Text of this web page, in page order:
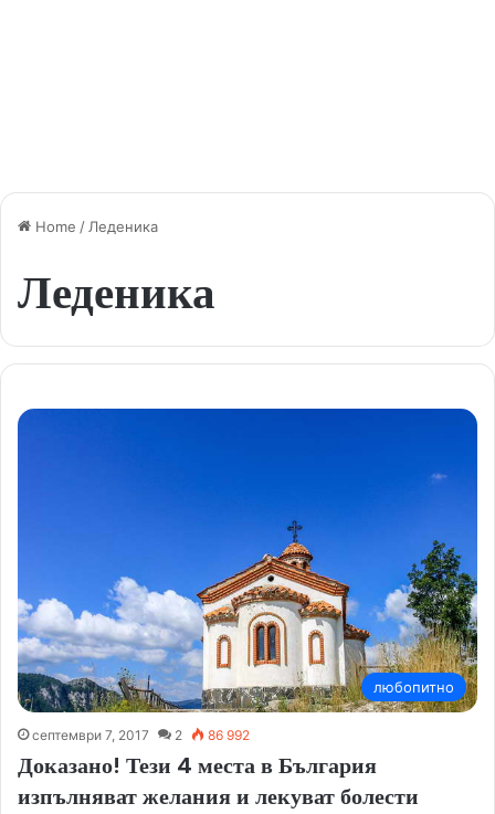
Home / Леденика
Леденика
любопитно
септември 7, 2017 2 86 992
Доказано! Тези 4 места в България
изпълняват желания и лекуват болести